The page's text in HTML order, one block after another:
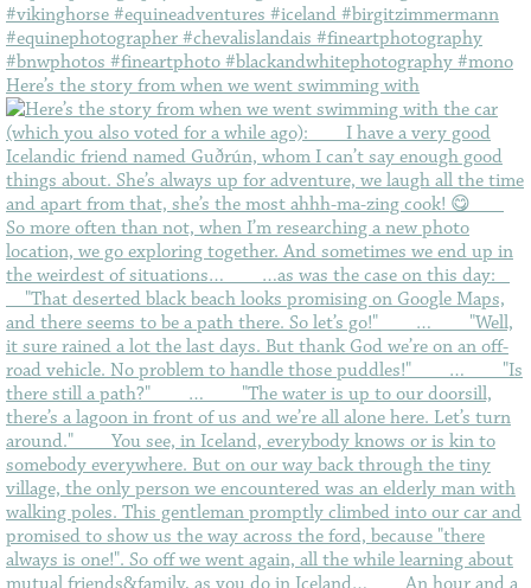
Here’s the story from when we went swimming with